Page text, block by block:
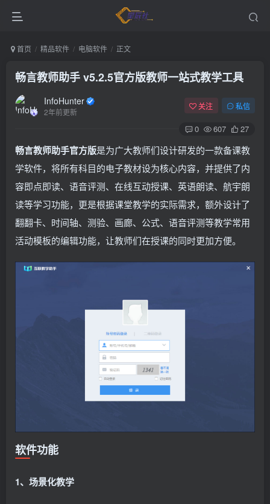
首页 精品软件 电脑软件 正文
畅言教师助手 v5.2.5官方版教师一站式教学工具
InfoHunter
2年前更新
关注 私信
0 607 27
畅言教师助手官方版是为广大教师们设计研发的一款备课教
学软件，将所有科目的电子教材设为核心内容，并提供了内
容即点即读、语音评测、在线互动授课、英语朗读、航宇朗
读等学习功能，更是根据课堂教学的实际需求，额外设计了
翻翻卡、时间轴、测验、画廊、公式、语音评测等教学常用
活动模板的编辑功能，让教师们在授课的同时更加方便。
软件功能
1、场景化教学